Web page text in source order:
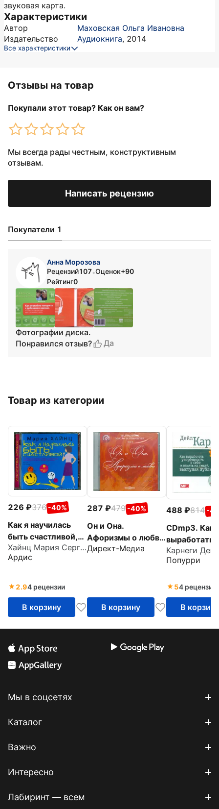
звуковая карта.
Характеристики
Автор
Маховская Ольга Ивановна
Издательство
Аудиокнига, 2014
Все характеристики
Отзывы на товар
Покупали этот товар? Как он вам?
Мы всегда рады честным, конструктивным
отзывам.
Написать рецензию
Покупатели 1
Анна Морозова
Рецензий107•Оценок+90
Рейтинг0
Фотографии диска.
Понравился отзыв?
Да
Товар из категории
226 376 -40%
Как я научилась
быть счастливой,
или 17
экспериментов,
перевернули мою
жизнь (CDmp3)
Хайнц Мария Сергеевна
Ардис
2.94 рецензии
В корзину
287 479 -40%
Он и Она.
Афоризмы о любви
(CD)
Директ-Медиа
В корзину
488 814 -
CDmp3. Как
выработать
уверенность
и влиять на
Карнеги Дейл
Попурри
54 рецензии
В корзину
Мы в соцсетях
Каталог
Важно
Интересно
Лабиринт — всем